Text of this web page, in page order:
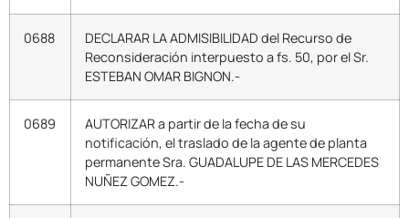
0688
DECLARAR LA ADMISIBILIDAD del Recurso de
Reconsideración interpuesto a fs. 50, por el Sr.
ESTEBAN OMAR BIGNON.-
0689
AUTORIZAR a partir de la fecha de su
notificación, el traslado de la agente de planta
permanente Sra. GUADALUPE DE LAS MERCEDES
NUÑEZ GOMEZ.-